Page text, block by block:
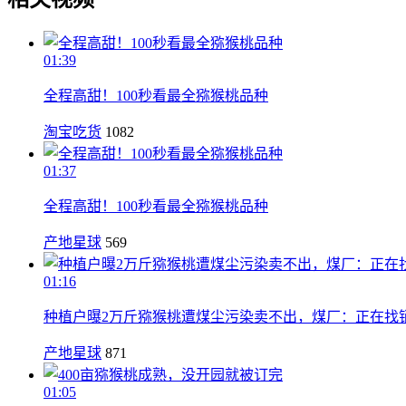
01:39
全程高甜！100秒看最全猕猴桃品种
淘宝吃货 1082
01:37
全程高甜！100秒看最全猕猴桃品种
产地星球 569
01:16
种植户曝2万斤猕猴桃遭煤尘污染卖不出，煤厂：正在找
产地星球 871
01:05